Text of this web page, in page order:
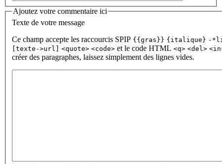
Ajoutez votre commentaire ici
Texte de votre message
Ce champ accepte les raccourcis SPIP {{gras}} {italique} -
[texte->url]
<quote> <code> et le code HTML <q> <del>
créer des paragraphes, laissez simplement des lignes vides.